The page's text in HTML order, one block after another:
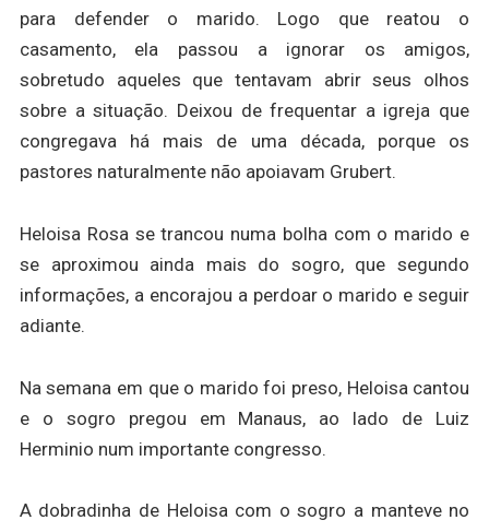
para defender o marido. Logo que reatou o
casamento, ela passou a ignorar os amigos,
sobretudo aqueles que tentavam abrir seus olhos
sobre a situação. Deixou de frequentar a igreja que
congregava há mais de uma década, porque os
pastores naturalmente não apoiavam Grubert.
Heloisa Rosa se trancou numa bolha com o marido e
se aproximou ainda mais do sogro, que segundo
informações, a encorajou a perdoar o marido e seguir
adiante.
Na semana em que o marido foi preso, Heloisa cantou
e o sogro pregou em Manaus, ao lado de Luiz
Herminio num importante congresso.
A dobradinha de Heloisa com o sogro a manteve no